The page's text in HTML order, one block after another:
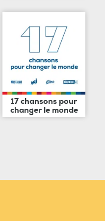
17 chansons pour
changer le monde